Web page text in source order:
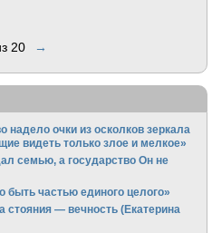
20 →
очки из осколков зеркала
видеть только злое и мелкое»
семью, а государство Он не
быть частью единого целого»
стояния — вечность (Екатерина